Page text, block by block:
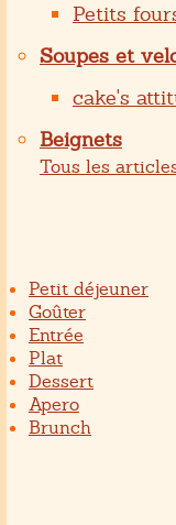
Petits
Soupes et
cake's
Beignets
Tous les
Petit déjeuner
Goûter
Entrée
Plat
Dessert
Apero
Brunch